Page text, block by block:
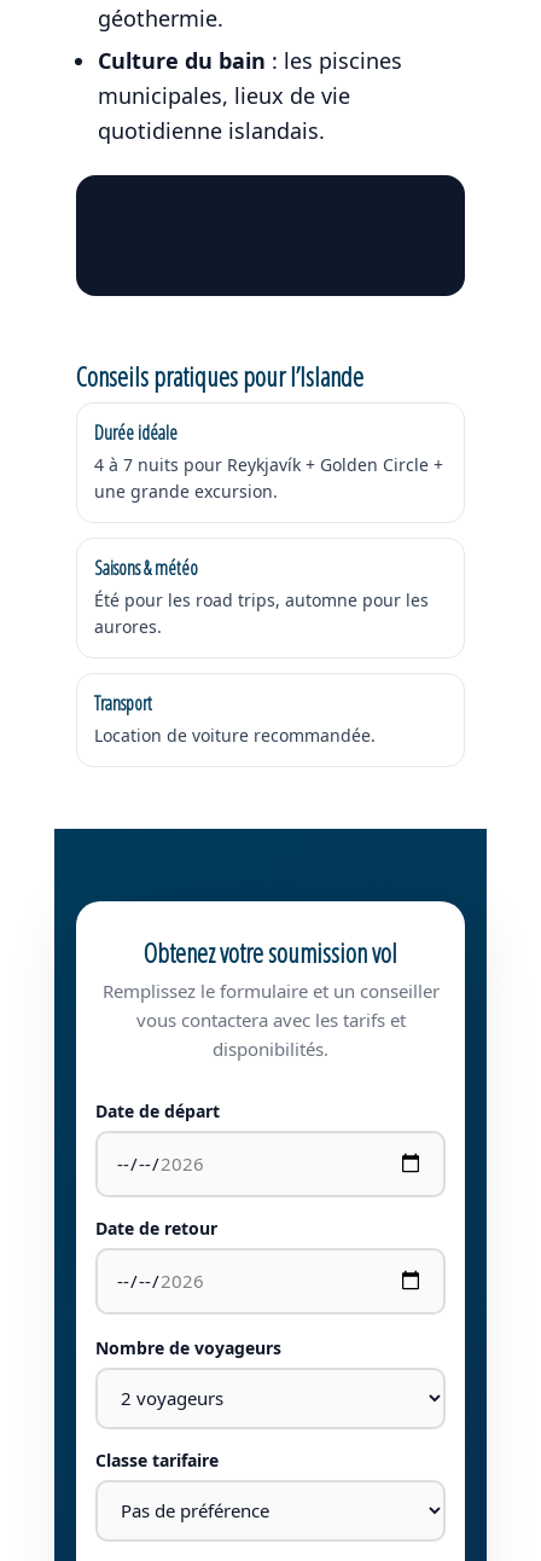
géothermie.
Culture du bain : les piscines
municipales, lieux de vie
quotidienne islandais.
Conseils pratiques pour l’Islande
Durée idéale
4 à 7 nuits pour Reykjavík + Golden Circle +
une grande excursion.
Saisons & météo
Été pour les road trips, automne pour les
aurores.
Transport
Location de voiture recommandée.
Obtenez votre soumission vol
Remplissez le formulaire et un conseiller
vous contactera avec les tarifs et
disponibilités.
Date de départ
Date de retour
Nombre de voyageurs
Classe tarifaire